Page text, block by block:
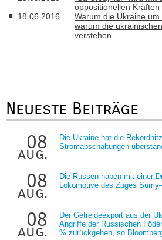
oppositionellen
18.06.2016
Warum die Ukraine
warum die
verstehen
Neueste Beiträge
08
aug.
Die Ukraine hat die
Stromabschaltungen
08
aug.
Die Russen haben mit einer
Lokomotive des Zuges
08
aug.
Der Getreideexport aus der
Angriffe der Russischen
% zurückgehen, so